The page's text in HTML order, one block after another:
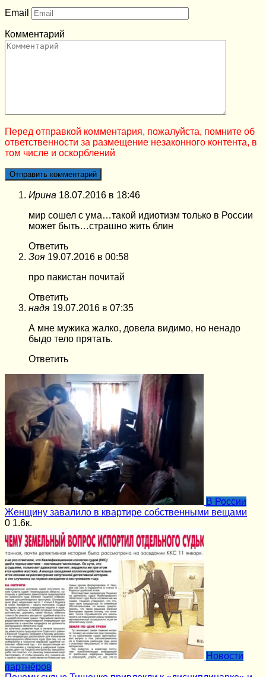
Email
Комментарий
Перед отправкой комментария, пожалуйста, помните об
ответственности за размещение незаконного контента, в
том числе и оскорблений
Ирина 18.07.2016 в 18:46
мир сошел с ума…такой идиотизм только в России
может быть…страшно жить блин
Ответить
Зоя 19.07.2016 в 00:58
про пакистан почитай
Ответить
надя 19.07.2016 в 07:35
А мне мужика жалко, довела видимо, но ненадо
быдо тело прятать.
Ответить
В России
Женщину завалило в квартире собственными вещами
0 1.6к.
Новости
партнёров